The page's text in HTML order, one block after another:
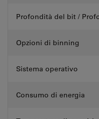
Profondità del bit /
Opzioni di binning
Sistema operativo
Consumo di energia